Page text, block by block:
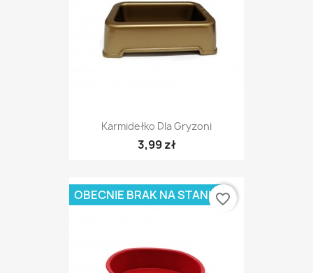
Karmidełko Dla Gryzoni
3,99 zł
OBECNIE BRAK NA STANIEfavorite_border